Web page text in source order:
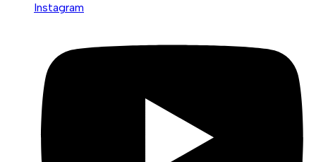
Instagram